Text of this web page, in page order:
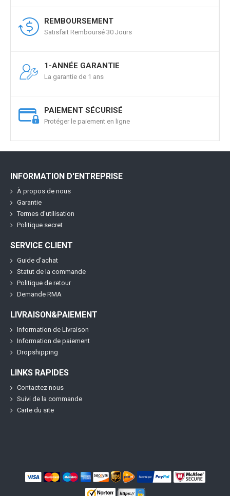
REMBOURSEMENT
Satisfait Remboursé 30 Jours
1-ANNÉE GARANTIE
La garantie de 1 ans
PAIEMENT SÉCURISÉ
Protéger le paiement en ligne
INFORMATION D'ENTREPRISE
À propos de nous
Garantie
Termes d'utilisation
Politique secret
SERVICE CLIENT
Guide d'achat
Statut de la commande
Politique de retour
Demande RMA
LIVRAISON&PAIEMENT
Information de Livraison
Information de paiement
Dropshipping
LINKS RAPIDES
Contactez nous
Suivi de la commande
Carte du site